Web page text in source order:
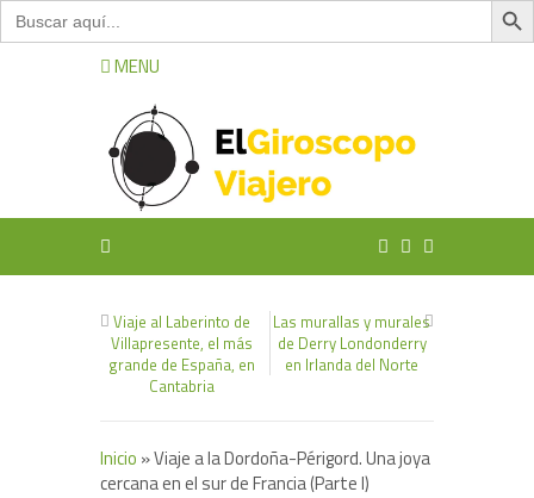
Buscar:
MENU
Viaje al Laberinto de
Villapresente, el más
grande de España, en
Cantabria
Las murallas y murales
de Derry Londonderry
en Irlanda del Norte
Inicio »Viaje a la Dordoña-Périgord. Una joya
cercana en el sur de Francia (Parte I)